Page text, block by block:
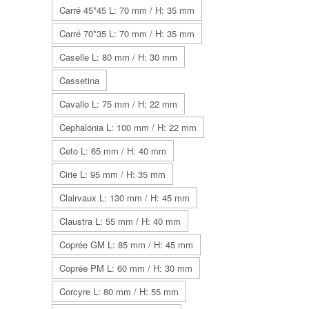
Carré 45*45 L: 70 mm / H: 35 mm
Carré 70*35 L: 70 mm / H: 35 mm
Caselle L: 80 mm / H: 30 mm
Cassetina
Cavallo L: 75 mm / H: 22 mm
Cephalonia L: 100 mm / H: 22 mm
Ceto L: 65 mm / H: 40 mm
Cirie L: 95 mm / H: 35 mm
Clairvaux L: 130 mm / H: 45 mm
Claustra L: 55 mm / H: 40 mm
Coprée GM L: 85 mm / H: 45 mm
Coprée PM L: 60 mm / H: 30 mm
Corcyre L: 80 mm / H: 55 mm